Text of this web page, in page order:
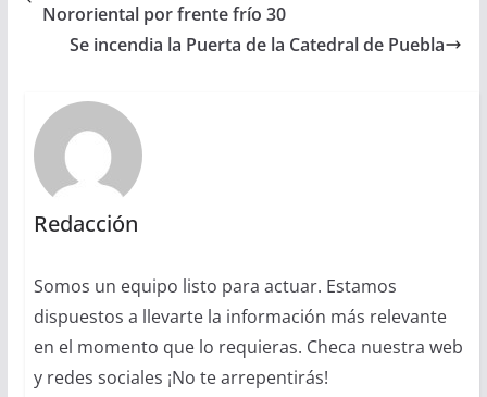
Nororiental por frente frío 30
Se incendia la Puerta de la Catedral de Puebla
Redacción
Somos un equipo listo para actuar. Estamos
dispuestos a llevarte la información más relevante
en el momento que lo requieras. Checa nuestra web
y redes sociales ¡No te arrepentirás!